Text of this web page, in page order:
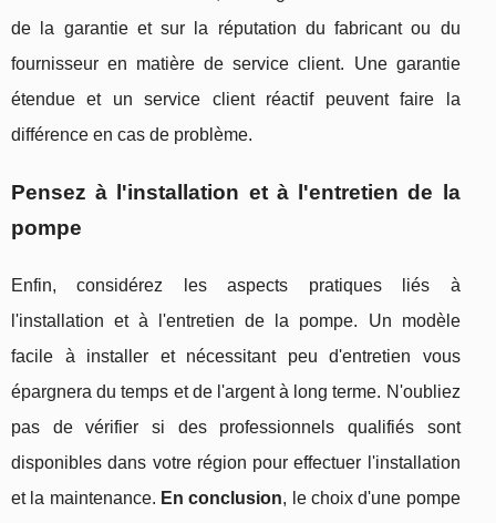
de la garantie et sur la réputation du fabricant ou du
fournisseur en matière de service client. Une garantie
étendue et un service client réactif peuvent faire la
différence en cas de problème.
Pensez à l'installation et à l'entretien de la
pompe
Enfin, considérez les aspects pratiques liés à
l'installation et à l'entretien de la pompe. Un modèle
facile à installer et nécessitant peu d'entretien vous
épargnera du temps et de l'argent à long terme. N'oubliez
pas de vérifier si des professionnels qualifiés sont
disponibles dans votre région pour effectuer l'installation
et la maintenance. En conclusion, le choix d'une pompe